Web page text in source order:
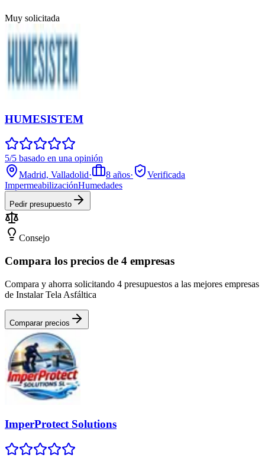
Muy solicitada
HUMESISTEM
5/5 basado en una opinión
Madrid, Valladolid· 8 años·
Verificada
ImpermeabilizaciónHumedades
Pedir presupuesto
Consejo
Compara los precios de 4 empresas
Compara y ahorra solicitando 4 presupuestos a las mejores empresas
de Instalar Tela Asfáltica
Comparar precios
ImperProtect Solutions